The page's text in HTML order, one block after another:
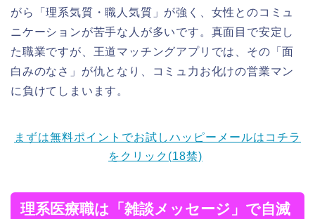
がら「理系気質・職人気質」が強く、女性とのコミュ
ニケーションが苦手な人が多いです。真面目で安定し
た職業ですが、王道マッチングアプリでは、その「面
白みのなさ」が仇となり、コミュ力お化けの営業マン
に負けてしまいます。
まずは無料ポイントでお試しハッピーメールはコチラ
をクリック(18禁)
理系医療職は「雑談メッセージ」で自滅